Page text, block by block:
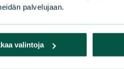
palvelujaan.
valintoja